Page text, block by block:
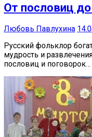
От пословиц
Любовь Павлухина
Русский фольклор
мудрость и
пословиц и поговорок…